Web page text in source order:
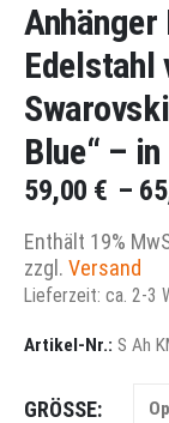
Anhänger
Blue“ –
59,00 € –
Enthält 19%
zzgl. Versand
Lieferzeit: ca. 2-3
Artikel-Nr.: S Ah
GRÖSSE